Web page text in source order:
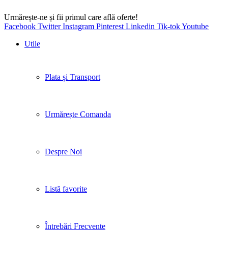
Urmărește-ne și fii primul care află oferte!
Facebook Twitter Instagram Pinterest Linkedin Tik-tokYoutube
Utile
Plata și Transport
Urmărește Comanda
Despre Noi
Listă favorite
Întrebări Frecvente